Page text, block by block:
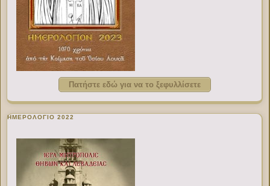
Πατήστε εδώ για να το ξεφυλλίσετε
ΗΜΕΡΟΛΟΓΙΟ 2022